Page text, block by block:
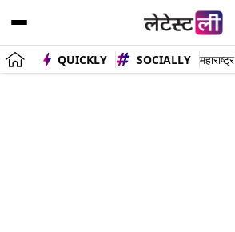
QUICKLY SOCIALLY महाराष्ट्र